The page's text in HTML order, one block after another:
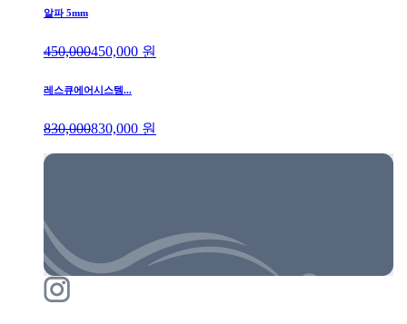
알파 5mm
450,000450,000 원
레스큐에어시스템...
830,000830,000 원